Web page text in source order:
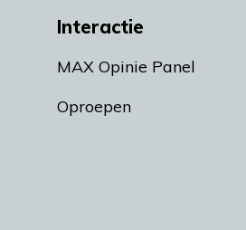
Interactie
MAX Opinie Panel
Oproepen